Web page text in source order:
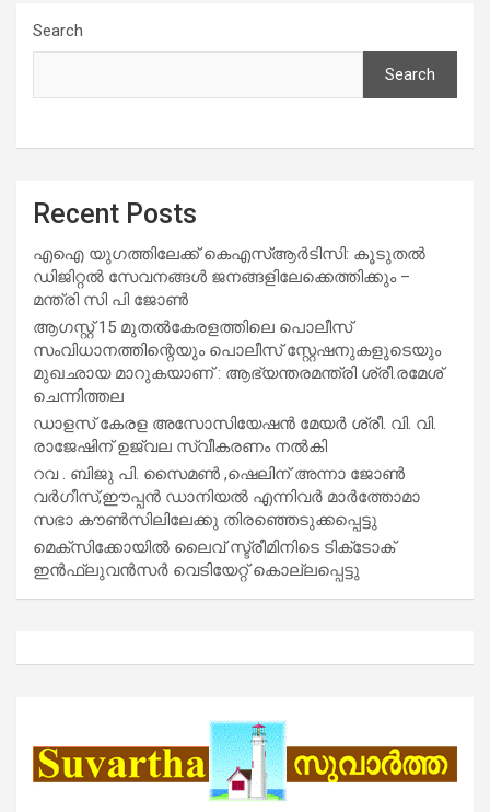
Search
Search
Recent Posts
എഐ യുഗത്തിലേക്ക് കെഎസ്ആർടിസി: കൂടുതൽ
ഡിജിറ്റൽ സേവനങ്ങൾ ജനങ്ങളിലേക്കെത്തിക്കും –
മന്ത്രി സി പി ജോൺ
ആഗസ്റ്റ് 15 മുതല്‍കേരളത്തിലെ പൊലീസ്
സംവിധാനത്തിന്റെയും പൊലീസ് സ്റ്റേഷനുകളുടെയും
മുഖഛായ മാറുകയാണ് : ആഭ്യന്തരമന്ത്രി ശ്രീ.രമേശ്
ചെന്നിത്തല
ഡാളസ് കേരള അസോസിയേഷൻ മേയർ ശ്രീ. വി. വി.
രാജേഷിന് ഉജ്വല സ്വീകരണം നൽകി
റവ . ബിജു പി. സൈമൺ ,ഷെലിന് അന്നാ ജോൺ
വർഗീസ്,ഈപ്പൻ ഡാനിയൽ എന്നിവർ മാർത്തോമാ
സഭാ കൗൺസിലിലേക്കു തിരഞ്ഞെടുക്കപ്പെട്ടു
മെക്സിക്കോയിൽ ലൈവ് സ്ട്രീമിനിടെ ടിക്‌ടോക്
ഇൻഫ്ലുവൻസർ വെടിയേറ്റ് കൊല്ലപ്പെട്ടു